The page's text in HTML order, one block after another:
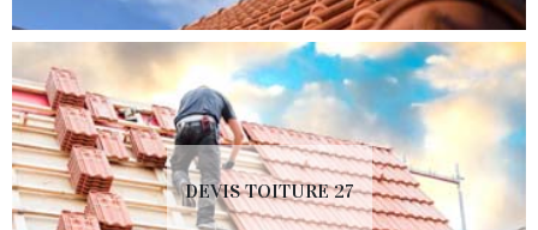
DEVIS TOITURE 27